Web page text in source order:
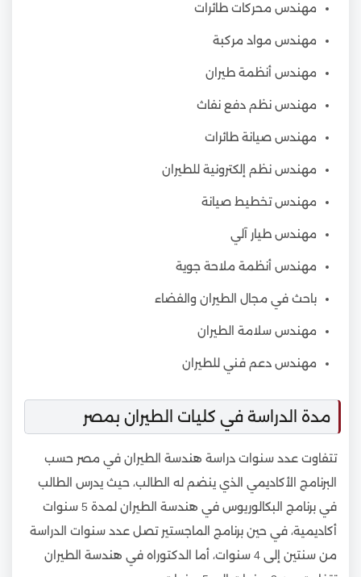
مهندس محركات طائرات
مهندس مواد مركبة
مهندس أنظمة طيران
مهندس نظم دفع نفاث
مهندس صيانة طائرات
مهندس نظم إلكترونية للطيران
مهندس تخطيط صيانة
مهندس طيار آلي
مهندس أنظمة ملاحة جوية
باحث في مجال الطيران والفضاء
مهندس سلامة الطيران
مهندس دعم فني للطيران
مدة الدراسة في كليات الطيران بمصر
تتفاوت عدد سنوات دراسة هندسة الطيران في مصر حسب
البرنامج الأكاديمي الذي ينضم له الطالب، حيث يدرس الطالب
في برنامج البكالوريوس في هندسة الطيران لمدة 5 سنوات
أكاديمية، في حين برنامج الماجستير تصل عدد سنوات الدراسة
من سنتين إلى 4 سنوات، أما الدكتوراه في هندسة الطيران